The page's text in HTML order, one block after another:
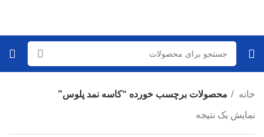
خانه محصولات برچسب خورده “کاسه نمد پلوس”
نمایش یک نتیجه